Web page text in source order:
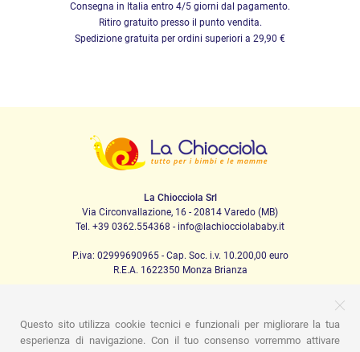
Consegna in Italia entro 4/5 giorni dal pagamento.
Ritiro gratuito presso il punto vendita.
Spedizione gratuita per ordini superiori a 29,90 €
La Chiocciola Srl
Via Circonvallazione, 16 - 20814 Varedo (MB)
Tel. +39 0362.554368 - info@lachiocciolababy.it
P.iva: 02999690965 - Cap. Soc. i.v. 10.200,00 euro
R.E.A. 1622350 Monza Brianza
PRODOTTI
Questo sito utilizza cookie tecnici e funzionali per migliorare la tua
esperienza di navigazione. Con il tuo consenso vorremmo attivare